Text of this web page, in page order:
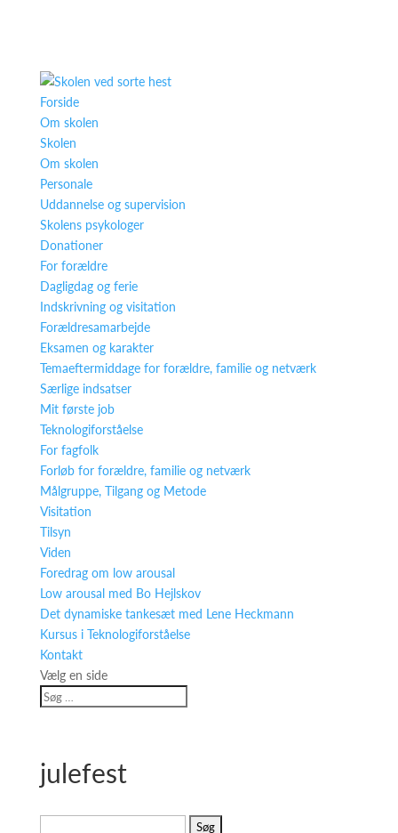
Forside
Om skolen
Skolen
Om skolen
Personale
Uddannelse og supervision
Skolens psykologer
Donationer
For forældre
Dagligdag og ferie
Indskrivning og visitation
Forældresamarbejde
Eksamen og karakter
Temaeftermiddage for forældre, familie og netværk
Særlige indsatser
Mit første job
Teknologiforståelse
For fagfolk
Forløb for forældre, familie og netværk
Målgruppe, Tilgang og Metode
Visitation
Tilsyn
Viden
Foredrag om low arousal
Low arousal med Bo Hejlskov
Det dynamiske tankesæt med Lene Heckmann
Kursus i Teknologiforståelse
Kontakt
Vælg en side
julefest